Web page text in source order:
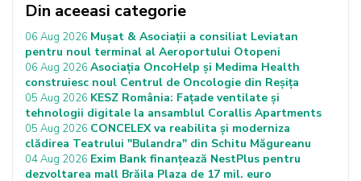
Din aceeasi categorie
06 Aug 2026 Mușat & Asociații a consiliat Leviatan
pentru noul terminal al Aeroportului Otopeni
06 Aug 2026 Asociația OncoHelp și Medima Health
construiesc noul Centrul de Oncologie din Reșița
05 Aug 2026 KESZ România: Fațade ventilate și
tehnologii digitale la ansamblul Corallis Apartments
05 Aug 2026 CONCELEX va reabilita și moderniza
clădirea Teatrului "Bulandra" din Schitu Măgureanu
04 Aug 2026 Exim Bank finanțează NestPlus pentru
dezvoltarea mall Brăila Plaza de 17 mil. euro